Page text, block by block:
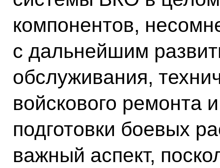
компонентов,
с дальнейшим
обслуживания,
войскового ремонта
подготовки боевых
важный аспект,